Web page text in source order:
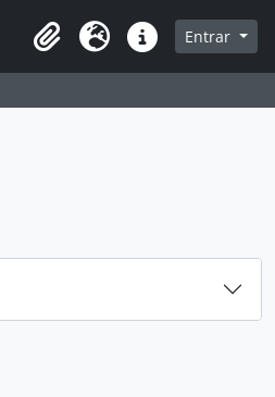
Área de transferência
Idioma Ligações rápidas
Entrar